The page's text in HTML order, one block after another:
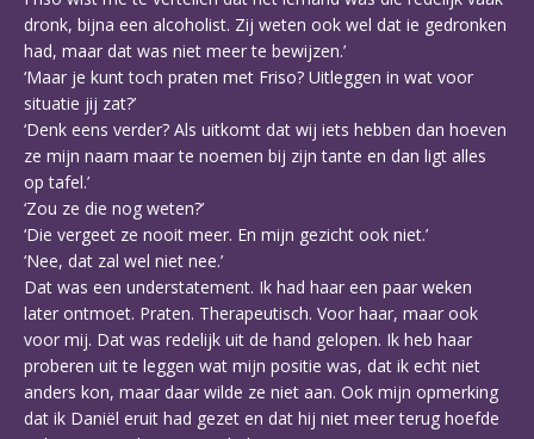
dronk, bijna een alcoholist. Zij weten ook wel dat ie gedronken
had, maar dat was niet meer te bewijzen.’
‘Maar je kunt toch praten met Friso? Uitleggen in wat voor
situatie jij zat?’
‘Denk eens verder? Als uitkomt dat wij iets hebben dan hoeven
ze mijn naam maar te noemen bij zijn tante en dan ligt alles
op tafel.’
‘Zou ze die nog weten?’
‘Die vergeet ze nooit meer. En mijn gezicht ook niet.’
‘Nee, dat zal wel niet nee.’
Dat was een understatement. Ik had haar een paar weken
later ontmoet. Praten. Therapeutisch. Voor haar, maar ook
voor mij. Dat was redelijk uit de hand gelopen. Ik heb haar
proberen uit te leggen wat mijn positie was, dat ik echt niet
anders kon, maar daar wilde ze niet aan. Ook mijn opmerking
dat ik Daniël eruit had gezet en dat hij niet meer terug hoefde